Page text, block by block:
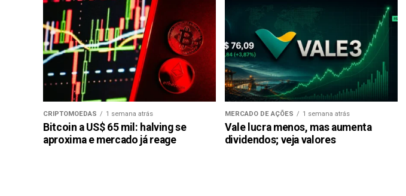
CRIPTOMOEDAS 1 semana atrás
Bitcoin a US$ 65 mil: halving se
aproxima e mercado já reage
MERCADO DE AÇÕES 1 semana atrás
Vale lucra menos, mas aumenta
dividendos; veja valores